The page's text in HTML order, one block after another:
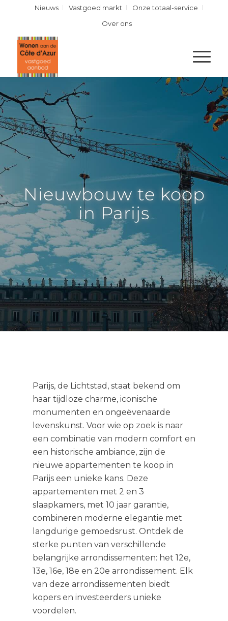
Nieuws Vastgoed markt
Onze totaal-service
Over ons
Nieuwbouw te koop
in Parijs
Parijs, de Lichtstad, staat bekend om
haar tijdloze charme, iconische
monumenten en ongeëvenaarde
levenskunst. Voor wie op zoek is naar
een combinatie van modern comfort en
een historische ambiance, zijn de
nieuwe appartementen te koop in
Parijs een unieke kans. Deze
appartementen met 2 en 3
slaapkamers, met 10 jaar garantie,
combineren moderne elegantie met
langdurige gemoedsrust. Ontdek de
sterke punten van verschillende
belangrijke arrondissementen: het 12e,
13e, 16e, 18e en 20e arrondissement. Elk
van deze arrondissementen biedt
kopers en investeerders unieke
voordelen.